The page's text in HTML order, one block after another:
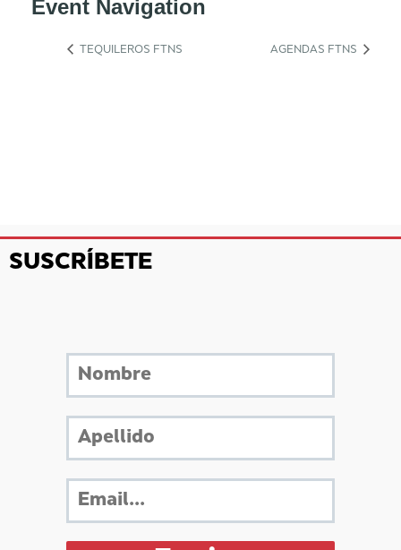
Event Navigation
TEQUILEROS FTNS AGENDAS FTNS
SUSCRÍBETE